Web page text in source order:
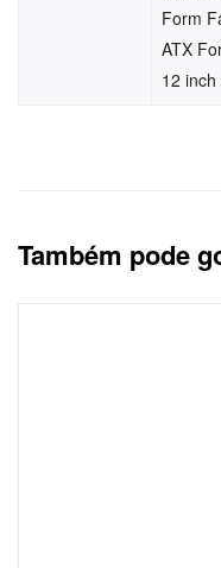
Form
ATX
12
Também pode